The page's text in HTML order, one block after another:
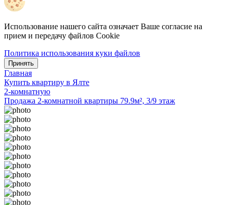
Использование нашего сайта означает Ваше согласие на
прием и передачу файлов Cookie
Политика использования куки файлов
Принять
Главная
Купить квартиру в Ялте
2-комнатную
Продажа 2-комнатной квартиры 79.9м², 3/9 этаж